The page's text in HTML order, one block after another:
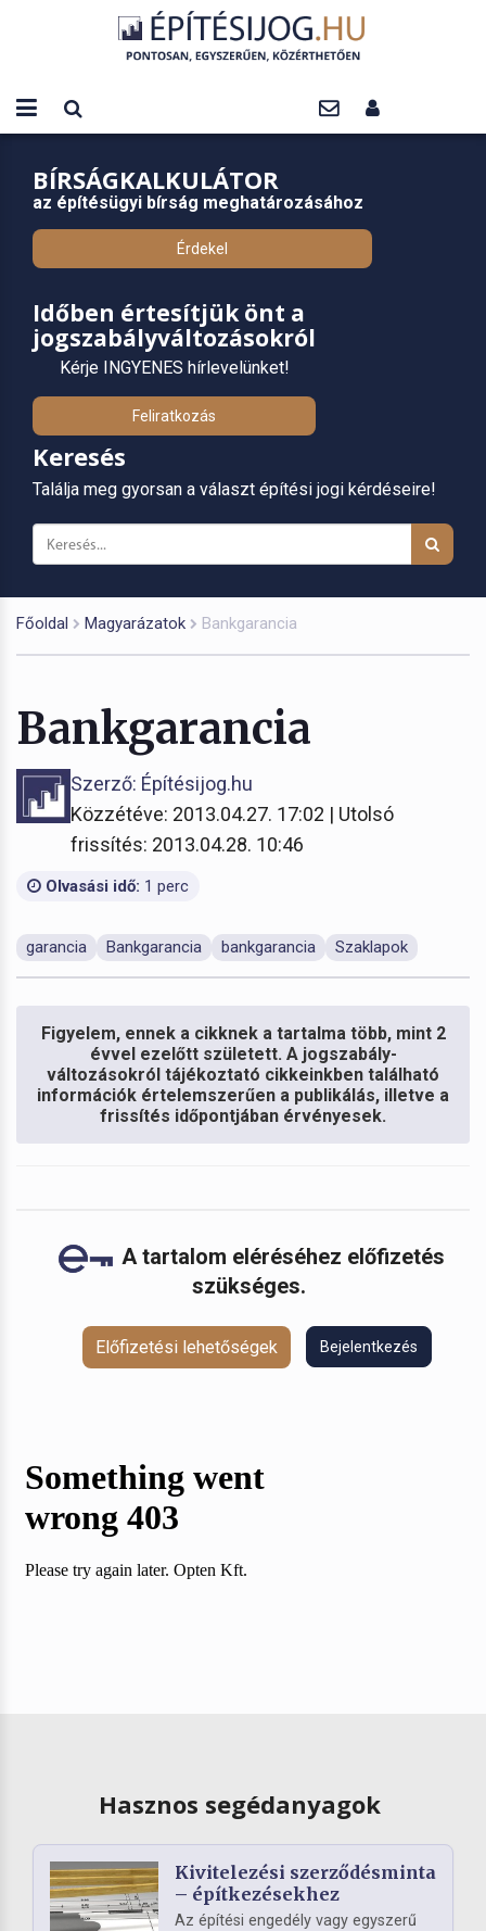
BÍRSÁGKALKULÁTOR
az építésügyi bírság meghatározásához
Érdekel
Időben értesítjük önt a
jogszabályváltozásokról
Kérje INGYENES hírlevelünket!
Feliratkozás
Keresés
Találja meg gyorsan a választ építési jogi kérdéseire!
Főoldal Magyarázatok Bankgarancia
Bankgarancia
Szerző: Építésijog.hu
Közzétéve: 2013.04.27. 17:02 | Utolsó
frissítés: 2013.04.28. 10:46
Olvasási idő: 1 perc
garancia Bankgarancia bankgarancia Szaklapok
Figyelem, ennek a cikknek a tartalma több, mint 2
évvel ezelőtt született. A jogszabály-
változásokról tájékoztató cikkeinkben található
információk értelemszerűen a publikálás, illetve a
frissítés időpontjában érvényesek.
A tartalom eléréséhez előfizetés
szükséges.
Előfizetési lehetőségek Bejelentkezés
Hasznos segédanyagok
Kivitelezési szerződésminta
– építkezésekhez
Az építési engedély vagy egyszerű